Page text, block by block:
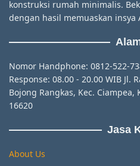
konstruksi rumah minimalis.
dengan hasil memuaskan insya
Nomor Handphone: 0812-522-
Response: 08.00 - 20.00 WIB Jl.
Bojong Rangkas, Kec. Ciampea,
16620
Jasa
About Us